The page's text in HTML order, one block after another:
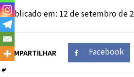
Publicado em: 12 de setembro de
COMPARTILHAR Facebook